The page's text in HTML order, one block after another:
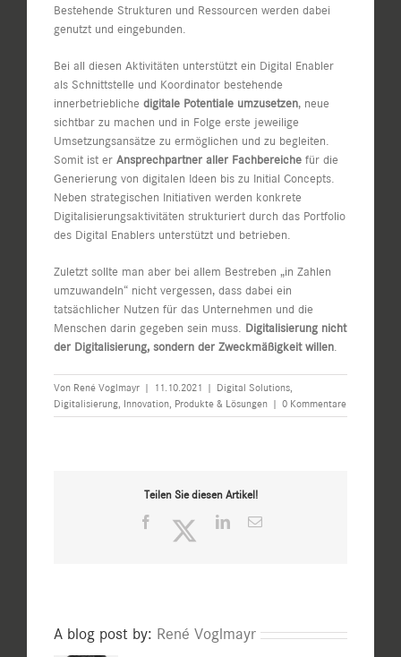
Bestehende Strukturen und Ressourcen werden dabei
genutzt und eingebunden.
Bei all diesen Aktivitäten unterstützt ein Digital Enabler
als Schnittstelle und Koordinator bestehende
innerbetriebliche digitale Potentiale umzusetzen, neue
sichtbar zu machen und in Folge erste jeweilige
Umsetzungsansätze zu ermöglichen und zu begleiten.
Somit ist er Ansprechpartner aller Fachbereiche für die
Generierung von digitalen Ideen bis zu Initial Concepts.
Neben strategischen Initiativen werden konkrete
Digitalisierungsaktivitäten strukturiert durch das Portfolio
des Digital Enablers unterstützt und betrieben.
Zuletzt sollte man aber bei allem Bestreben „in Zahlen
umzuwandeln“ nicht vergessen, dass dabei ein
tatsächlicher Nutzen für das Unternehmen und die
Menschen darin gegeben sein muss. Digitalisierung nicht
der Digitalisierung, sondern der Zweckmäßigkeit willen.
Von René Voglmayr | 11.10.2021 | Digital Solutions
Digitalisierung Innovation Produkte & Lösungen | 0 Kommentare
Teilen Sie diesen Artikel!
Facebook TwitterLinkedIn
E-
A blog post by: René Voglmayr